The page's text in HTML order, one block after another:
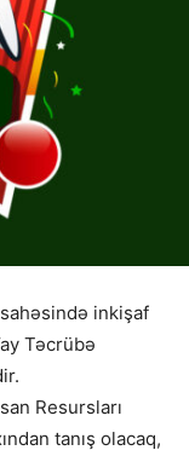
inkişaf
Təcrübə
Resursları
tanış olacaq,